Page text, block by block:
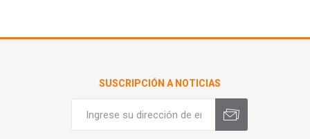
SUSCRIPCIÓN A NOTICIAS